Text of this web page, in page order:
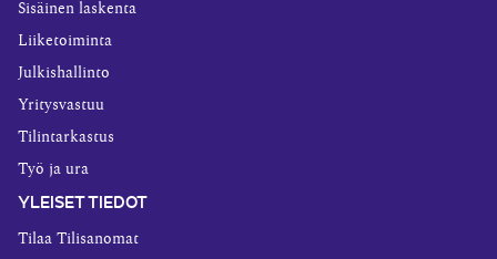
Sisäinen laskenta
Liiketoiminta
Julkishallinto
Yritysvastuu
Tilintarkastus
Työ ja ura
YLEISET TIEDOT
Tilaa Tilisanomat